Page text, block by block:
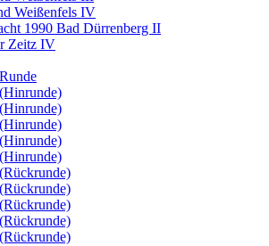
Weißenfels IV
1990 Bad Dürrenberg II
Zeitz IV